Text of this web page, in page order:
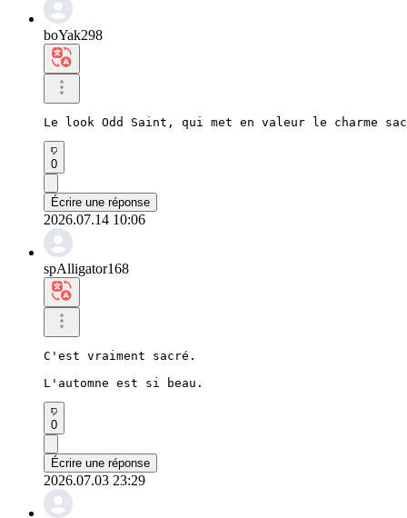
boYak298
Le look Odd Saint, qui met en valeur le charme
0
Écrire une réponse
2026.07.14 10:06
spAlligator168
C'est vraiment sacré.
L'automne est si beau.
0
Écrire une réponse
2026.07.03 23:29